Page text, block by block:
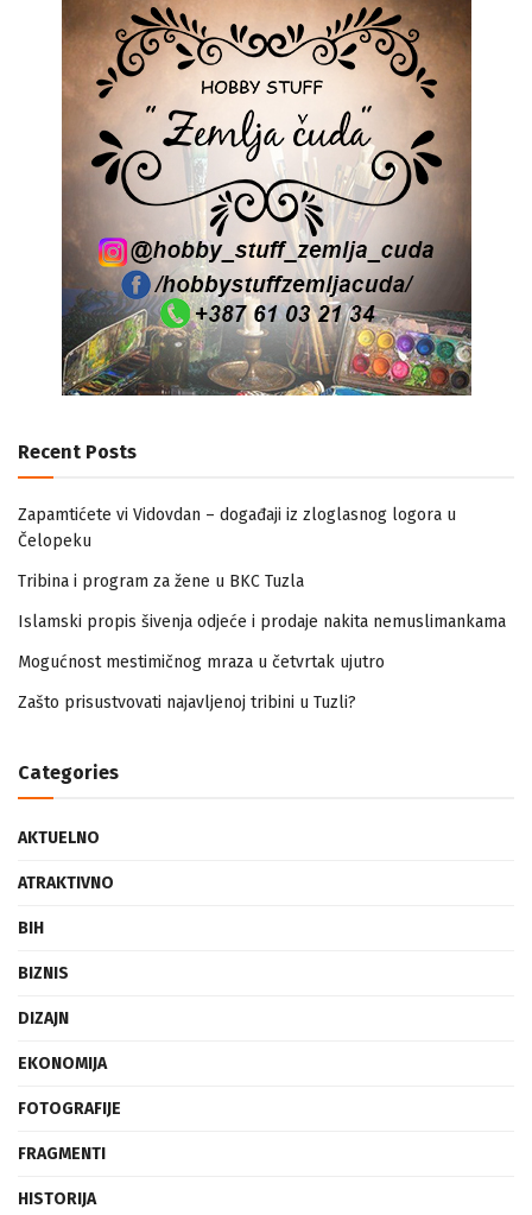
Recent Posts
Zapamtićete vi Vidovdan – događaji iz zloglasnog logora u
Čelopeku
Tribina i program za žene u BKC Tuzla
Islamski propis šivenja odjeće i prodaje nakita nemuslimankama
Mogućnost mestimičnog mraza u četvrtak ujutro
Zašto prisustvovati najavljenoj tribini u Tuzli?
Categories
AKTUELNO
ATRAKTIVNO
BIH
BIZNIS
DIZAJN
EKONOMIJA
FOTOGRAFIJE
FRAGMENTI
HISTORIJA